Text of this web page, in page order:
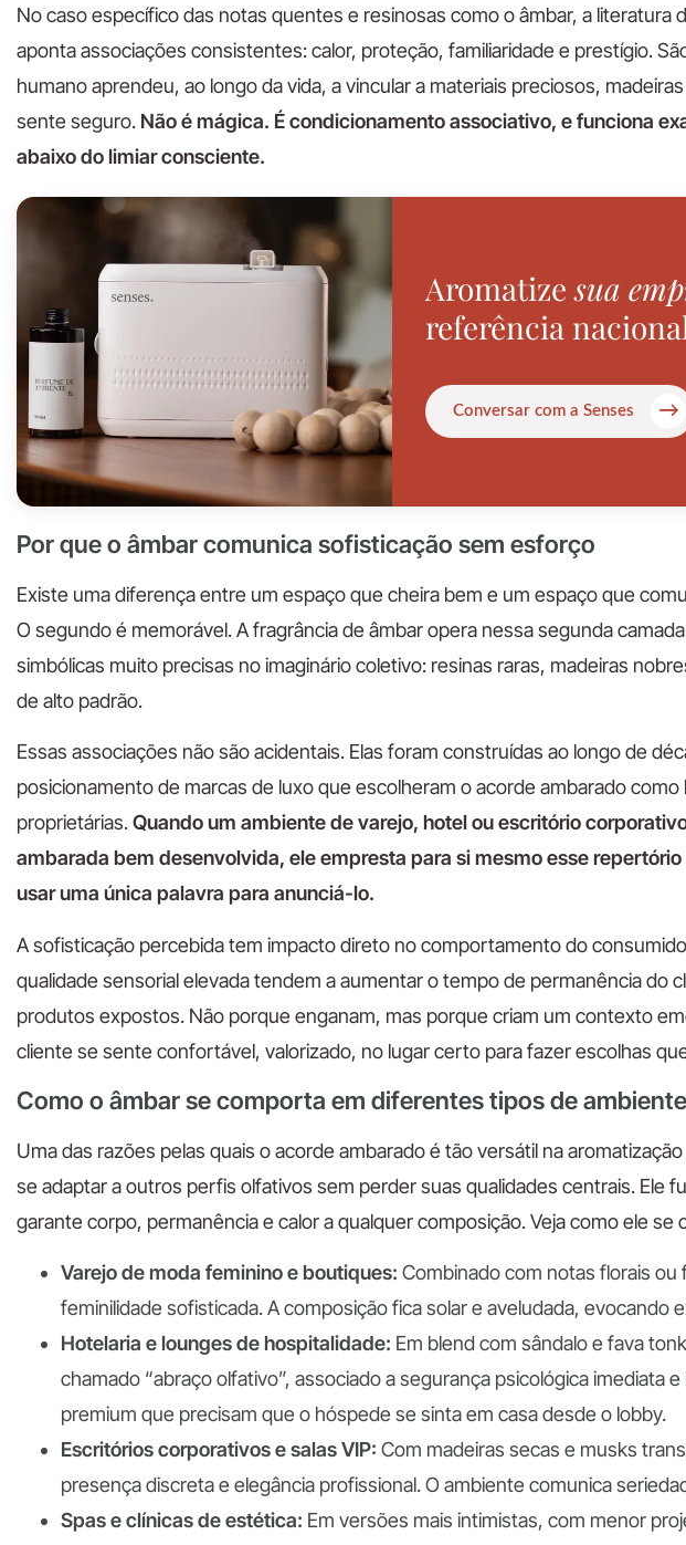
No caso específico das notas quentes e resinosas como o âmbar, a literatura
aponta associações consistentes: calor, proteção, familiaridade e prestígio.
humano aprendeu, ao longo da vida, a vincular a materiais preciosos,
sente seguro. Não é mágica. É condicionamento associativo, e funciona
abaixo do limiar consciente.
Aromatizesua
referência
Conversar com a Senses →
Por que o âmbar comunica sofisticação sem esforço
Existe uma diferença entre um espaço que cheira bem e um espaço que
O segundo é memorável. A fragrância de âmbar opera nessa segunda
simbólicas muito precisas no imaginário coletivo: resinas raras, madeiras
de alto padrão.
Essas associações não são acidentais. Elas foram construídas ao longo de
posicionamento de marcas de luxo que escolheram o acorde ambarado
proprietárias.Quando um ambiente de varejo, hotel ou escritório
ambarada bem desenvolvida, ele empresta para si mesmo esse
usar uma única palavra para anunciá-lo.
A sofisticação percebida tem impacto direto no comportamento do
qualidade sensorial elevada tendem a aumentar o tempo de permanência do
produtos expostos. Não porque enganam, mas porque criam um contexto
cliente se sente confortável, valorizado, no lugar certo para fazer escolhas
Como o âmbar se comporta em diferentes tipos de ambiente
Uma das razões pelas quais o acorde ambarado é tão versátil na
se adaptar a outros perfis olfativos sem perder suas qualidades centrais. Ele
garante corpo, permanência e calor a qualquer composição. Veja como ele
Varejo de moda feminino e boutiques: Combinado com notas florais
feminilidade sofisticada. A composição fica solar e aveludada, evocando
Hotelaria e lounges de hospitalidade: Em blend com sândalo e fava
chamado “abraço olfativo”, associado a segurança psicológica imediata
premium que precisam que o hóspede se sinta em casa desde o lobby.
Escritórios corporativos e salas VIP: Com madeiras secas e musks
presença discreta e elegância profissional. O ambiente comunica
Spas e clínicas de estética: Em versões mais intimistas, com menor